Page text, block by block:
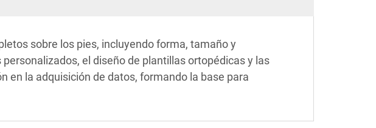
sobre los pies, incluyendo forma, tamaño y
el diseño de plantillas ortopédicas y las
en la adquisición de datos, formando la base para